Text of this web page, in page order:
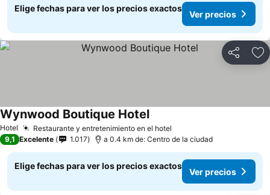
Elige fechas para ver los precios exactos
Ver precios
Compartir
Hotel Restaurante y entretenimiento en el hotel
Wynwood Boutique HotelVer precios
9,1 Excelente 1.017 a 0.4 km de: Centro de la ciudad
Elige fechas para ver los precios exactos
Ver precios